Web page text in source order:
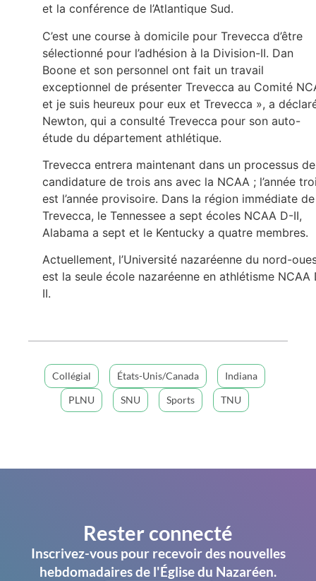
et la conférence de l’Atlantique Sud.
C’est une course à domicile pour Trevecca d’être
sélectionné pour l’adhésion à la Division-II. Dan
Boone et son personnel ont fait un travail
exceptionnel de présenter Trevecca au Comité
et je suis heureux pour eux et Trevecca », a
Newton, qui a consulté Trevecca pour son auto-
étude du département athlétique.
Trevecca entrera maintenant dans un processus de
candidature de trois ans avec la NCAA ; l’année
est l’année provisoire. Dans la région immédiate de
Trevecca, le Tennessee a sept écoles NCAA D-II,
Alabama a sept et le Kentucky a quatre membres.
Actuellement, l’Université nazaréenne du nord-
est la seule école nazaréenne en athlétisme NCAA
II.
Collégial États-Unis/Canada
Indiana
PLNU
SNU Sports TNU
Rester connecté
Inscrivez-vous pour recevoir des nouvelles
hebdomadaires de l'Église du Nazaréen.